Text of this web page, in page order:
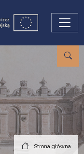
Strona główna